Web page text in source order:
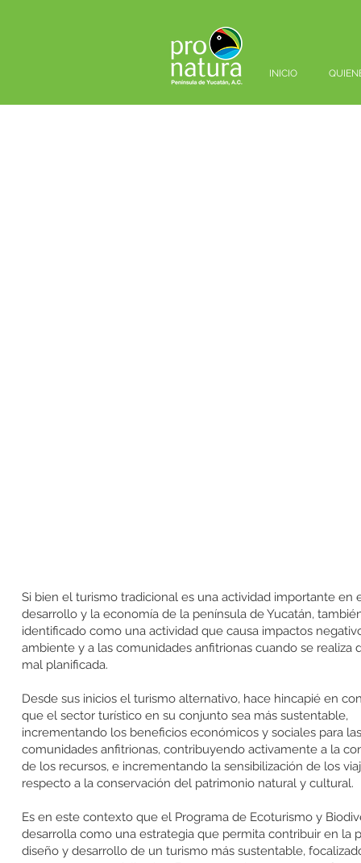
INICIO
Si bien el turismo tradicional es una actividad importante en
desarrollo y la economía de la península de Yucatán,
identificado como una actividad que causa impactos
ambiente y a las comunidades anfitrionas cuando se realiza
mal planificada.
Desde sus inicios el turismo alternativo, hace hincapié en
que el sector turístico en su conjunto sea más sustentable,
incrementando los beneficios económicos y sociales para las
comunidades anfitrionas, contribuyendo activamente a la
de los recursos, e incrementando la sensibilización de los
respecto a la conservación del patrimonio natural y cultural.
Es en este contexto que el Programa de Ecoturismo y
desarrolla como una estrategia que permita contribuir en la
diseño y desarrollo de un turismo más sustentable,